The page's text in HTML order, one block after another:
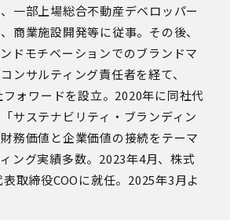
一部上場総合不動産デベロッパー
商業施設開発等に従事。その後、
ドモチベーションでのブランドマ
ンサルティング責任者を経て、
ォワードを設立。2020年に同社代
サステナビリティ・ブランディン
務価値と企業価値の接続をテーマ
ング実績多数。2023年4月、株式
取締役COOに就任。2025年3月よ